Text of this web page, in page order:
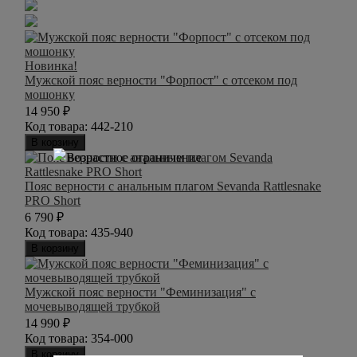
Новинка!
Мужской пояс верности "Форпост" с отсеком под
мошонку
14 950 ₽
Код товара: 442-210
В корзину
Пояс верности с анальным плагом Sevanda Rattlesnake
PRO Short
6 790 ₽
Код товара: 435-940
В корзину
Мужской пояс верности "Феминизация" с
мочевыводящей трубкой
14 990 ₽
Код товара: 354-000
В корзину